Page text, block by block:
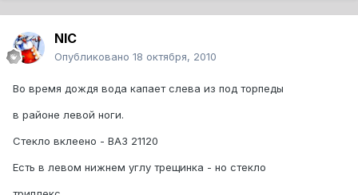
NIC
Опубликовано 18 октября, 2010
Во время дождя вода капает слева из под торпеды
в районе левой ноги.
Стекло вклеено - ВАЗ 21120
Есть в левом нижнем углу трещинка - но стекло